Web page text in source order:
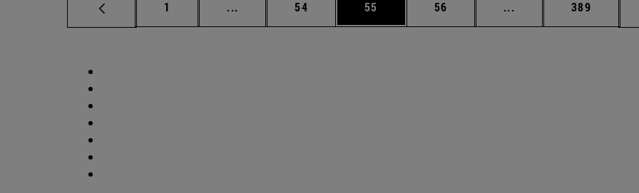
Página
1 ... Páginas intermedias Use TAB para desplazarse.
Página
54 Página
55 Página
56 ... Páginas intermedias
Página
389